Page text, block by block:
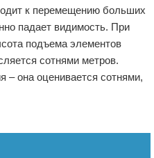
к перемещению больших
падает видимость. При
подъема элементов
сотнями метров.
– она оценивается сотнями,